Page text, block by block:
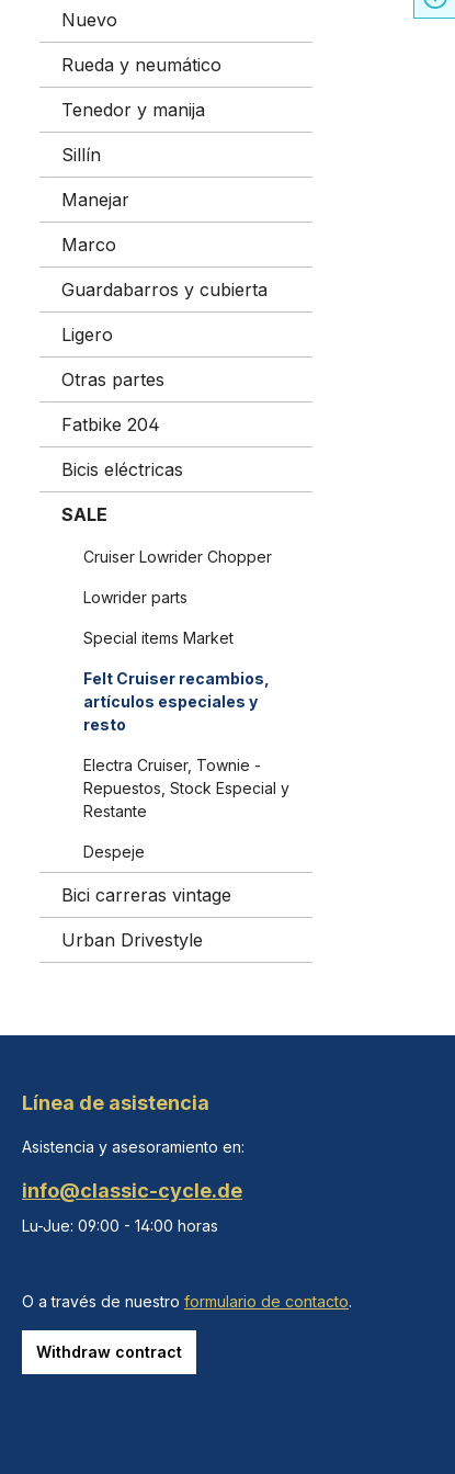
Nuevo
Rueda y neumático
Tenedor y manija
Sillín
Manejar
Marco
Guardabarros y cubierta
Ligero
Otras partes
Fatbike 204
Bicis eléctricas
SALE
Cruiser Lowrider Chopper
Lowrider parts
Special items Market
Felt Cruiser recambios,
artículos especiales y
resto
Electra Cruiser, Townie -
Repuestos, Stock Especial y
Restante
Despeje
Bici carreras vintage
Urban Drivestyle
Línea de asistencia
Asistencia y asesoramiento en:
info@classic-cycle.de
Lu-Jue: 09:00 - 14:00 horas
O a través de nuestro formulario de contacto.
Withdraw contract